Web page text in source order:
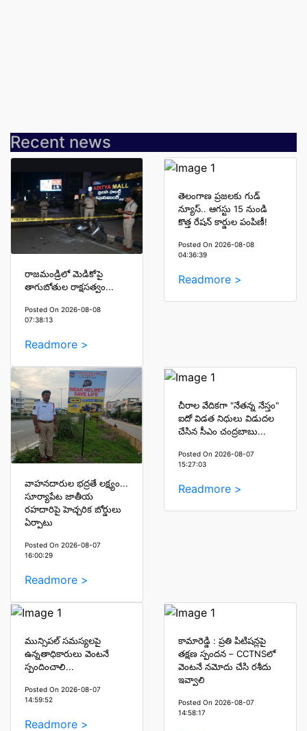
Recent news
రాజమండ్రిలో మెడికోపై
తాగుబోతుల రాక్షసత్వం...
Posted On 2026-08-08
07:38:13
Readmore >
తెలంగాణ ప్రజలకు గుడ్
న్యూస్.. ఆగస్టు 15 నుండి
కొత్త రేషన్ కార్డుల పంపిణీ!
Posted On 2026-08-08
04:36:39
Readmore >
వాహనదారుల భద్రతే లక్ష్యం...
సూర్యాపేట జాతీయ
రహదారిపై హెచ్చరిక బోర్డులు
ఏర్పాటు
Posted On 2026-08-07
16:00:29
Readmore >
చీరాల వేదికగా "నేతన్న నేస్తం"
ఐదో విడత నిధులు విడుదల
చేసిన సీఎం చంద్రబాబు...
Posted On 2026-08-07
15:27:03
Readmore >
మున్సిపల్ సమస్యలపై
ఉన్నతాధికారులు వెంటనే
స్పందించాలి...
Posted On 2026-08-07
14:59:52
Readmore >
కామారెడ్డి : ప్రతి పిటిషన్లపై
తక్షణ స్పందన – CCTNSలో
వెంటనే నమోదు చేసి రశీదు
ఇవ్వాలి
Posted On 2026-08-07
14:58:17